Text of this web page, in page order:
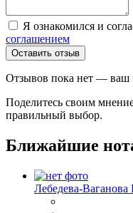
Я ознакомился и
соглашением
Оставить отзыв
Отзывов пока нет — ваш
Поделитесь своим
правильный выбор.
Ближайшие
Лебедева-Ваганова